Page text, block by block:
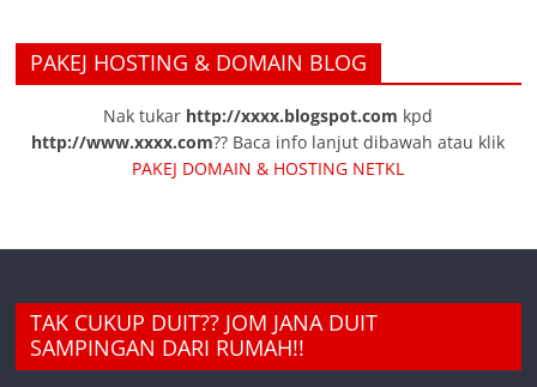
PAKEJ HOSTING & DOMAIN BLOG
Nak tukar http://xxxx.blogspot.com kpd
http://www.xxxx.com?? Baca info lanjut dibawah atau klik
PAKEJ DOMAIN & HOSTING NETKL
TAK CUKUP DUIT?? JOM JANA DUIT
SAMPINGAN DARI RUMAH!!